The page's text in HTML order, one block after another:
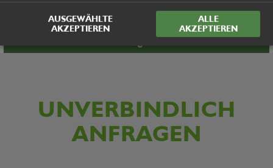
UNVERBINDLICH
ANFRAGEN
AUSGEWÄHLTE
AKZEPTIEREN
ALLE
AKZEPTIEREN